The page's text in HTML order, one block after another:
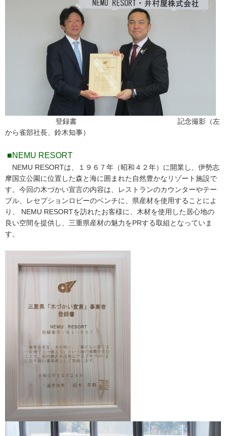
登録書 記念撮影（左
から雀部社長、鈴木知事）
■NEMU RESORT
NEMU RESORTは、１９６７年（昭和４２年）に開業し、伊勢志
摩国立公園に位置した森と海に囲まれた自然豊かなリゾート施設で
す。今回の木づかい宣言の内容は、レストランのカウンターやテー
ブル、レセプションロビーのベンチに、県産材を使用することによ
り、 NEMU RESORTを訪れたお客様に、木材を使用した居心地の
良い空間を提供し、三重県産材の魅力をPRする取組となっていま
す。